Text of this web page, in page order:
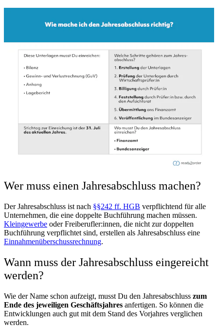
Wer muss einen Jahresabschluss machen?
Der Jahresabschluss ist nach §§242 ff. HGB verpflichtend für alle
Unternehmen, die eine doppelte Buchführung machen müssen.
Kleingewerbe oder Freiberufler:innen, die nicht zur doppelten
Buchführung verpflichtet sind, erstellen als Jahresabschluss eine
Einnahmenüberschussrechnung.
Wann muss der Jahresabschluss eingereicht
werden?
Wie der Name schon aufzeigt, musst Du den Jahresabschluss zum
Ende des jeweiligen Geschäftsjahres anfertigen. So können die
Entwicklungen auch gut mit dem Stand des Vorjahres verglichen
werden.